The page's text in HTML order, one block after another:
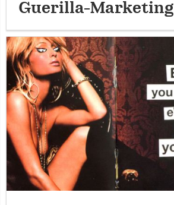
Guerilla-Marketing